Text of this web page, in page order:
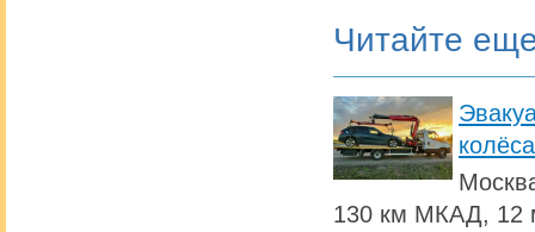
Читайте
130 км МКАД, 12